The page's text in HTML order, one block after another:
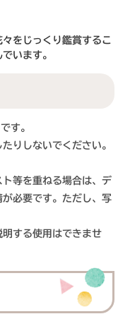
じっくり鑑賞するこ
います。
す。
りしないでください。
等を重ねる場合は、デ
必要です。ただし、写
する使用はできませ